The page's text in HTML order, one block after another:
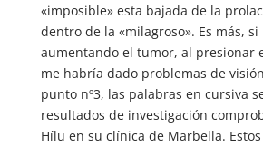
«imposible» esta bajada de la
dentro de la «milagroso». Es más,
aumentando el tumor, al presionar
me habría dado problemas de
punto nº3, las palabras en cursiva
resultados de investigación
Hílu en su clínica de Marbella.